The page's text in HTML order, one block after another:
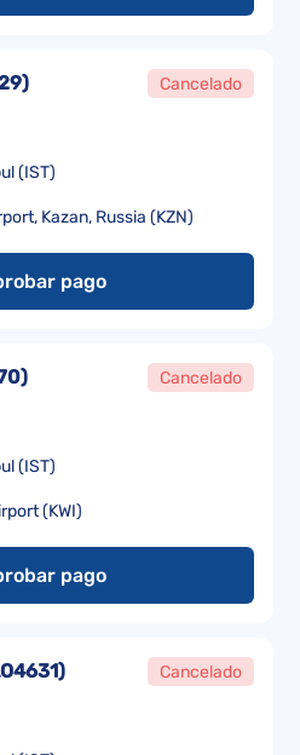
) Cancelado
(IST)
Kazan, Russia (KZN)
pago
) Cancelado
(IST)
(KWI)
pago
) Cancelado